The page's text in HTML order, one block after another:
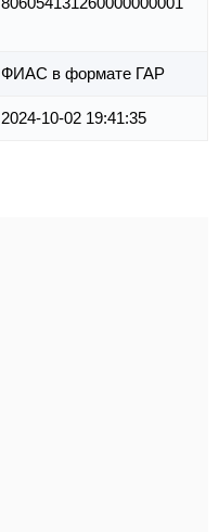
ФИАС в формате ГАР
2024-10-02 19:41:35